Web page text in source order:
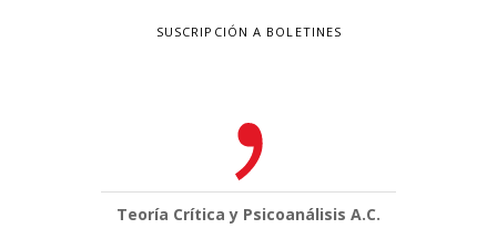
SUSCRIPCIÓN A BOLETINES
Teoría Crítica y Psicoanálisis A.C.